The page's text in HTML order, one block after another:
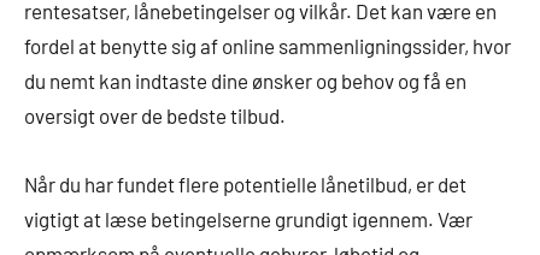
rentesatser, lånebetingelser og vilkår. Det kan være en
fordel at benytte sig af online sammenligningssider, hvor
du nemt kan indtaste dine ønsker og behov og få en
oversigt over de bedste tilbud.
Når du har fundet flere potentielle lånetilbud, er det
vigtigt at læse betingelserne grundigt igennem. Vær